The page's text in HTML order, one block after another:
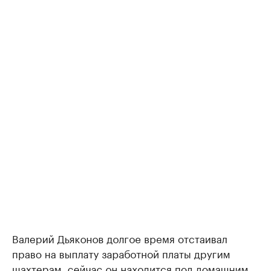
Валерий Дьяконов долгое время отстаивал
право на выплату заработной платы другим